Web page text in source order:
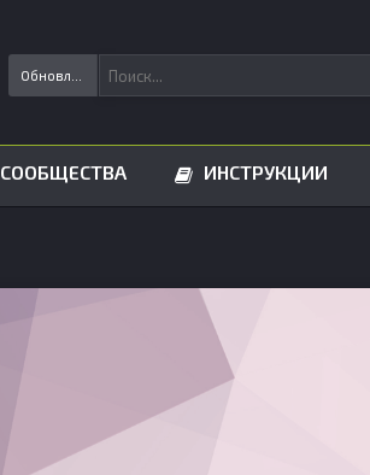
СООБЩЕСТВА ИНСТРУКЦИИ